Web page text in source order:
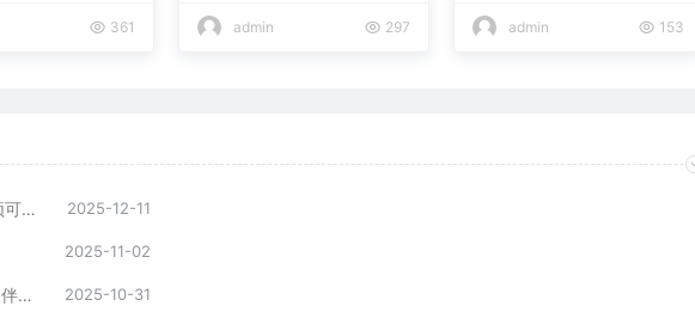
361 admin 297 admin 153
老项目复活，微缩场景视频，利用AI制作，1条视频可变现2千多！ 2025-12-11
2025-11-02
AI大案纪实短视频制作课，文案生成+剪辑教学+伙伴计划 2025-10-31